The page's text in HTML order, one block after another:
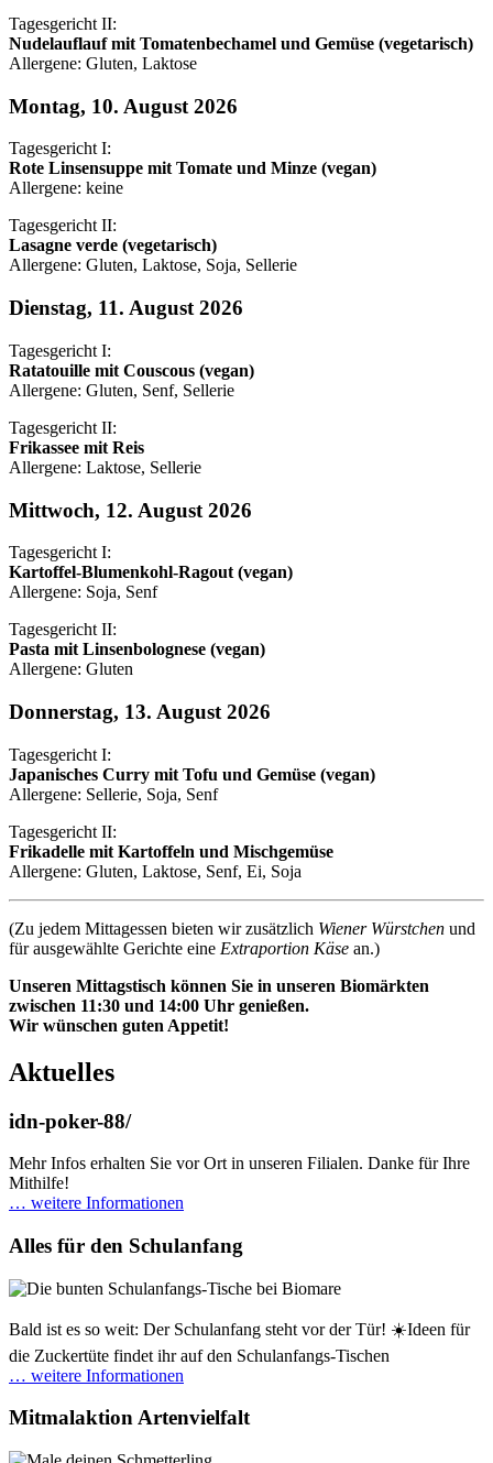
Tagesgericht II:
Nudelauflauf mit Tomatenbechamel und Gemüse (vegetarisch)
Allergene: Gluten, Laktose
Montag, 10. August 2026
Tagesgericht I:
Rote Linsensuppe mit Tomate und Minze (vegan)
Allergene: keine
Tagesgericht II:
Lasagne verde (vegetarisch)
Allergene: Gluten, Laktose, Soja, Sellerie
Dienstag, 11. August 2026
Tagesgericht I:
Ratatouille mit Couscous (vegan)
Allergene: Gluten, Senf, Sellerie
Tagesgericht II:
Frikassee mit Reis
Allergene: Laktose, Sellerie
Mittwoch, 12. August 2026
Tagesgericht I:
Kartoffel-Blumenkohl-Ragout (vegan)
Allergene: Soja, Senf
Tagesgericht II:
Pasta mit Linsenbolognese (vegan)
Allergene: Gluten
Donnerstag, 13. August 2026
Tagesgericht I:
Japanisches Curry mit Tofu und Gemüse (vegan)
Allergene: Sellerie, Soja, Senf
Tagesgericht II:
Frikadelle mit Kartoffeln und Mischgemüse
Allergene: Gluten, Laktose, Senf, Ei, Soja
(Zu jedem Mittagessen bieten wir zusätzlich Wiener Würstchen und
für ausgewählte Gerichte eine Extraportion Käse an.)
Unseren Mittagstisch können Sie in unseren Biomärkten
zwischen 11:30 und 14:00 Uhr genießen.
Wir wünschen guten Appetit!
Aktuelles
idn-poker-88/
Mehr Infos erhalten Sie vor Ort in unseren Filialen. Danke für Ihre
Mithilfe!
… weitere Informationen
Alles für den Schulanfang
Bald ist es so weit: Der Schulanfang steht vor der Tür! ☀️Ideen für
die Zuckertüte findet ihr auf den Schulanfangs-Tischen
… weitere Informationen
Mitmalaktion Artenvielfalt